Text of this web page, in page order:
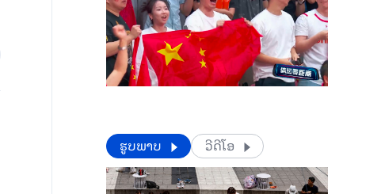
​​ຮູບພາບ ວີດີໂອ